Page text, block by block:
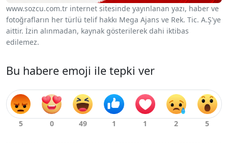
www.sozcu.com.tr internet sitesinde yayınlanan yazı, haber ve
fotoğrafların her türlü telif hakkı Mega Ajans ve Rek. Tic. A.Ş'ye
aittir. İzin alınmadan, kaynak gösterilerek dahi iktibas
edilemez.
Bu habere emoji ile tepki ver